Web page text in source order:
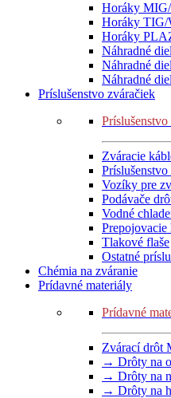
Horáky
Horáky TIG/
Horáky
Náhradné
Náhradné
Náhradné
Príslušenstvo zváračiek
Zváracie
Vozíky pre
Podávače
Vodné
Prepojovacie
Tlakové flaše
Ostatné
Chémia na zváranie
Prídavné materiály
Prídavné
Zvárací drôt
→ Drôty na
→ Drôty na
→ Drôty na